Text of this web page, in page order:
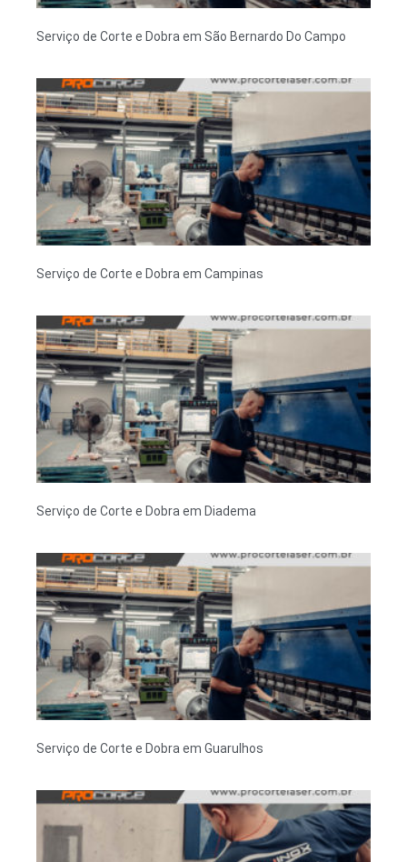
Serviço de Corte e Dobra em São Bernardo Do Campo
Serviço de Corte e Dobra em Campinas
Serviço de Corte e Dobra em Diadema
Serviço de Corte e Dobra em Guarulhos